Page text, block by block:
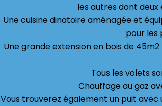
les autres dont deux
Une cuisine dinatoire aménagée et
pour les
Une grande extension en bois de
Tous les volets
Chauffage au gaz
Vous trouverez également un puit